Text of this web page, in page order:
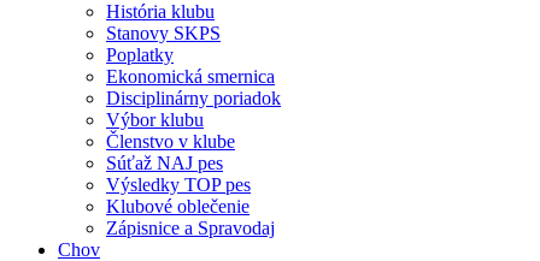
História klubu
Stanovy SKPS
Poplatky
Ekonomická smernica
Disciplinárny poriadok
Výbor klubu
Členstvo v klube
Súťaž NAJ pes
Výsledky TOP pes
Klubové oblečenie
Zápisnice a Spravodaj
Chov